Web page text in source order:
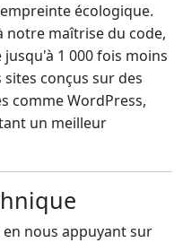
écologique.
notre maîtrise du code,
jusqu'à 1 000 fois moins
conçus sur des
comme WordPress,
un meilleur
nous appuyant sur